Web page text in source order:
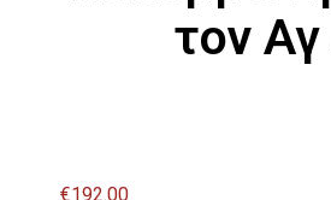
τον
€192.00